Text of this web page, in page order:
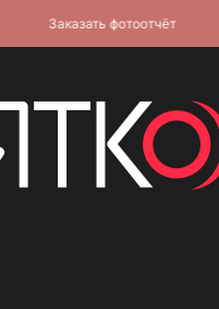
Заказать фотоотчёт